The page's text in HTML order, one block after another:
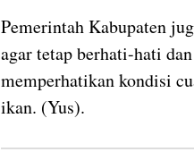
Pemerintah Kabupaten
agar tetap berhati-hati
memperhatikan kondisi
ikan. (Yus).